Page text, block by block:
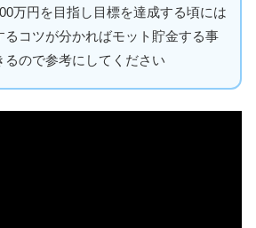
万円を目指し目標を達成する頃には
るコツが分かればモット貯金する事
るので参考にしてください